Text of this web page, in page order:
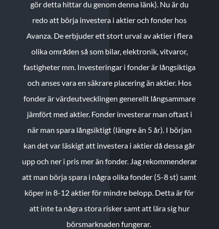
gör detta hittar du genom denna länk). Nu är du
redo att börja investera i aktier och fonder hos
Avanza. De erbjuder ett stort urval av aktier i flera
olika områden så som bilar, elektronik, vitvaror,
fastigheter mm. Investeringar i fonder är långsiktiga
och anses vara en säkrare placering än aktier. Hos
fonder är värdeutvecklingen generellt långsammare
jämfört med aktier. Fonder investerar man oftast i
när man spara långsiktigt (längre än 5 år). I början
kan det var läskigt att investera i aktier då dessa går
upp och ner i pris mer än fonder. Jag rekommenderar
att man börja spara i några olika fonder (5-8 st) samt
köper in 8-12 aktier för mindre belopp. Detta är för
att inte ta några stora risker samt att lära sig hur
börsmarknaden fungerar.